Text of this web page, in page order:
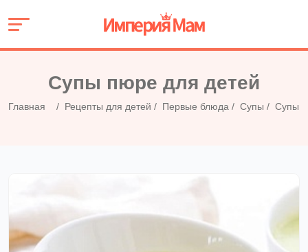
Супы пюре для детей
Главная Рецепты для детей Первые блюда Супы Супы